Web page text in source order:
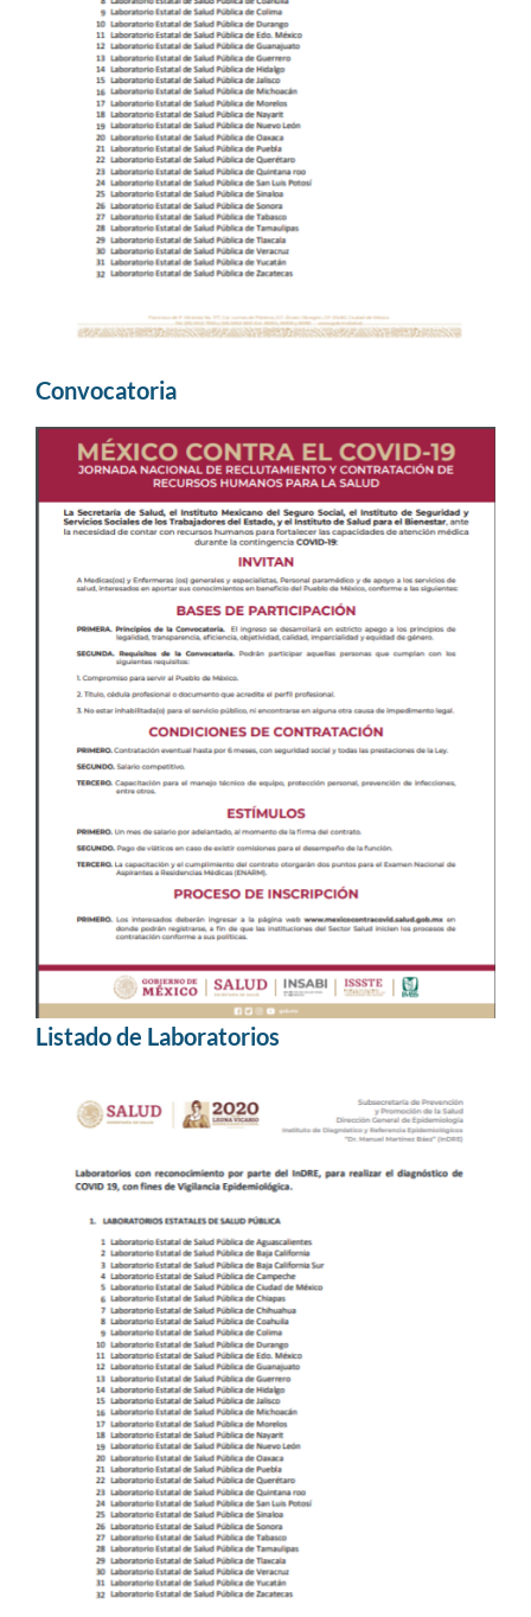
Convocatoria
Listado de Laboratorios